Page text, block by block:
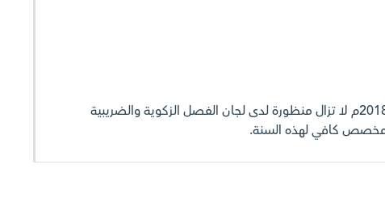
الجدير بالذكر بأن سنة 2018م لا تزال منظورة لدى لجان الفصل الزكوية والضريبية
مخصص كافي لهذه السنة.